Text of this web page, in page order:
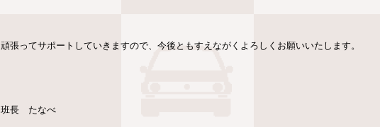
頑張ってサポートしていきますので、今後ともすえながくよろしくお願いいたします。
班長 たなべ